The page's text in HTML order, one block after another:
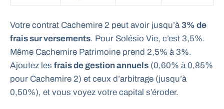
Votre contrat Cachemire 2 peut avoir jusqu’à 3% de
frais sur versements. Pour Solésio Vie, c’est 3,5%.
Même Cachemire Patrimoine prend 2,5% à 3%.
Ajoutez les frais de gestion annuels (0,60% à 0,85%
pour Cachemire 2) et ceux d’arbitrage (jusqu’à
0,50%), et vous voyez votre capital s’éroder.